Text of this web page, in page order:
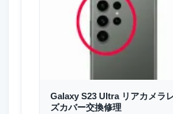
Galaxy S23 Ultra リアカメラ
ズカバー交換修理